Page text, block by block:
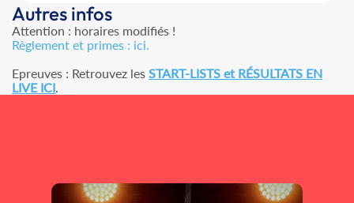
Autres infos
Attention : horaires modifiés !
Règlement et primes : ici.
Epreuves : Retrouvez les START-LISTS et RÉSULTATS EN
LIVE ICI.